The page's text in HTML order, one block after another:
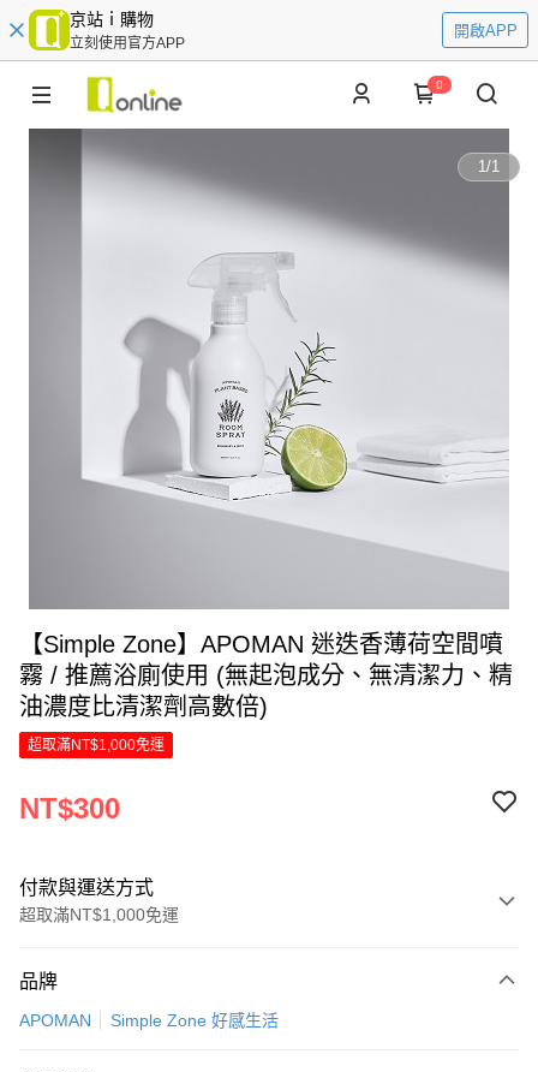
京站ｉ購物
立刻使用官方APP
開啟APP
0
1/1
【Simple Zone】APOMAN 迷迭香薄荷空間噴
霧 / 推薦浴廁使用 (無起泡成分、無清潔力、精
油濃度比清潔劑高數倍)
超取滿NT$1,000免運
NT$300
付款與運送方式
超取滿NT$1,000免運
信用卡一次付款
品牌
APOMAN Simple Zone 好感生活